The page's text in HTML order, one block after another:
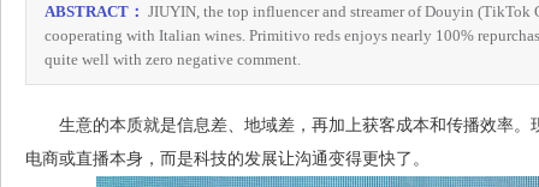
ABSTRACT： JIUYIN, the top influencer and streamer of Douyin (TikTok
cooperating with Italian wines. Primitivo reds enjoys nearly 100%
quite well with zero negative comment.
生意的本质就是信息差、地域差，再加上获客成本和传播效率。
电商或直播本身，而是科技的发展让沟通变得更快了。